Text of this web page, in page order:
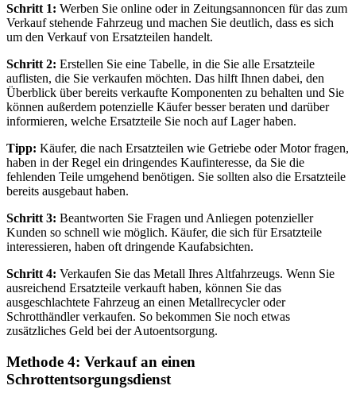
Schritt 1: Werben Sie online oder in Zeitungsannoncen für das zum
Verkauf stehende Fahrzeug und machen Sie deutlich, dass es sich
um den Verkauf von Ersatzteilen handelt.
Schritt 2: Erstellen Sie eine Tabelle, in die Sie alle Ersatzteile
auflisten, die Sie verkaufen möchten. Das hilft Ihnen dabei, den
Überblick über bereits verkaufte Komponenten zu behalten und Sie
können außerdem potenzielle Käufer besser beraten und darüber
informieren, welche Ersatzteile Sie noch auf Lager haben.
Tipp: Käufer, die nach Ersatzteilen wie Getriebe oder Motor fragen,
haben in der Regel ein dringendes Kaufinteresse, da Sie die
fehlenden Teile umgehend benötigen. Sie sollten also die Ersatzteile
bereits ausgebaut haben.
Schritt 3: Beantworten Sie Fragen und Anliegen potenzieller
Kunden so schnell wie möglich. Käufer, die sich für Ersatzteile
interessieren, haben oft dringende Kaufabsichten.
Schritt 4: Verkaufen Sie das Metall Ihres Altfahrzeugs. Wenn Sie
ausreichend Ersatzteile verkauft haben, können Sie das
ausgeschlachtete Fahrzeug an einen Metallrecycler oder
Schrotthändler verkaufen. So bekommen Sie noch etwas
zusätzliches Geld bei der Autoentsorgung.
Methode 4: Verkauf an einen
Schrottentsorgungsdienst